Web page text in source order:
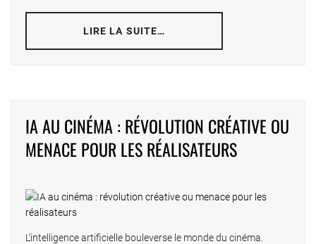
LIRE LA SUITE…
IA AU CINÉMA : RÉVOLUTION CRÉATIVE OU
MENACE POUR LES RÉALISATEURS
L’intelligence artificielle bouleverse le monde du cinéma.